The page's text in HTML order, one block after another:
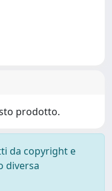
prodotto.
da copyright e
diversa